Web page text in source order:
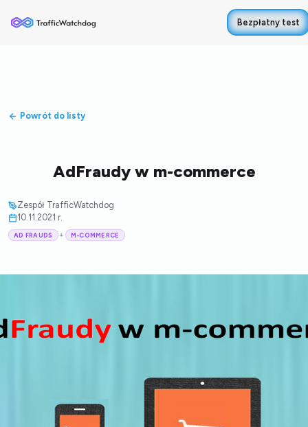
Bezpłatny test
Powrót do listy
AdFraudy w m-commerce
Zespół TrafficWatchdog
10.11.2021 r.
AD FRAUDS + M-COMMERCE